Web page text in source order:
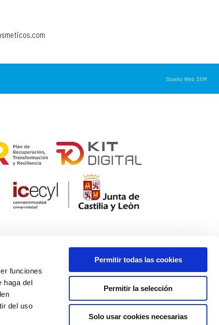
funciones
haga del
del uso
Permitir todas las cookies
Permitir la selección
Solo usar cookies necesarias
Diseño Web SGM